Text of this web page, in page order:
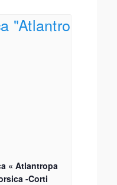
« Atlantropa
-Corti